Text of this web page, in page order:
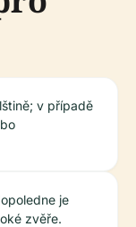
v případě
je
zvěře.